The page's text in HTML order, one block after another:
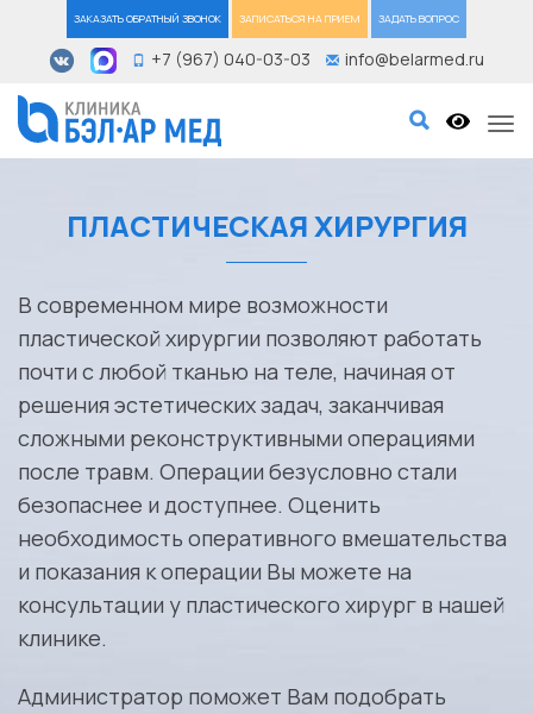
ЗАКАЗАТЬ ОБРАТНЫЙ ЗВОНОК ЗАПИСАТЬСЯ НА ПРИЕМ ЗАДАТЬ ВОПРОС
+7 (967) 040-03-03 info@belarmed.ru
ПЛАСТИЧЕСКАЯ ХИРУРГИЯ
В современном мире возможности
пластической хирургии позволяют работать
почти с любой тканью на теле, начиная от
решения эстетических задач, заканчивая
сложными реконструктивными операциями
после травм. Операции безусловно стали
безопаснее и доступнее. Оценить
необходимость оперативного вмешательства
и показания к операции Вы можете на
консультации у пластического хирург в нашей
клинике.
Администратор поможет Вам подобрать